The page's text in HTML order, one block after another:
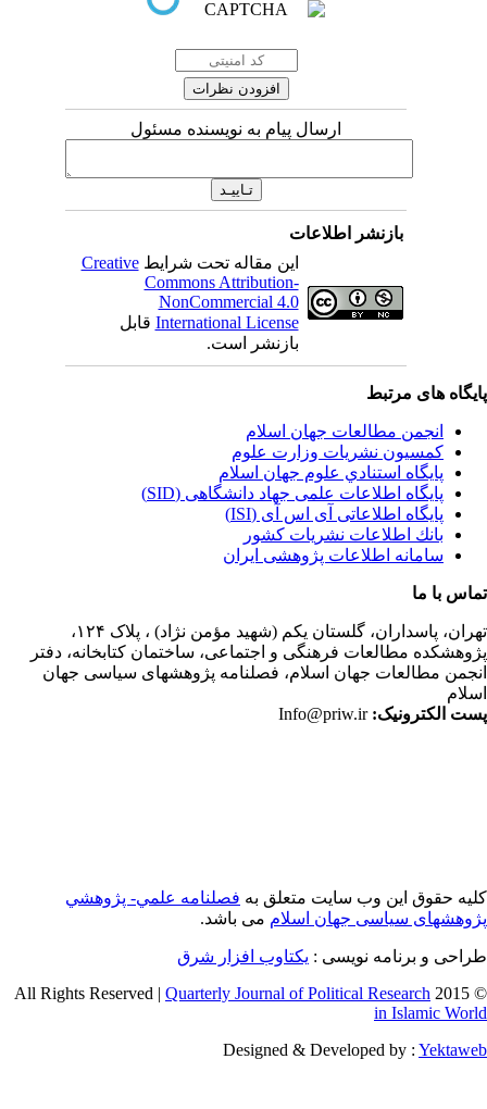
ارسال پیام به نویسنده مسئول
بازنشر اطلاعات
این مقاله تحت شرایطCreative
Commons Attribution-
NonCommercial 4.0
International Licenseقابل
بازنشر است.
های مرتبط
انجمن مطالعات جهان اسلام
کمسیون نشریات وزارت علوم
پايگاه استنادي علوم جهان اسلام
پایگاه اطلاعات علمی جهاد دانشگاهی (SID)
پایگاه اطلاعاتی آی اس آی (ISI)
بانك اطلاعات نشريات كشور
سامانه اطلاعات پژوهشی ایران
با ما
پاسداران، گلستان یکم (شهید مؤمن نژاد) ، پلاک ۱۲۴،
مطالعات فرهنگی و اجتماعی، ساختمان کتابخانه، دفتر
مطالعات جهان اسلام، فصلنامه پژوهشهای سیاسی جهان
الکترونیک:Info@priw.ir
حقوق این وب سایت متعلق بهفصلنامه علمي- پژوهشي
سیاسی جهان اسلاممی باشد.
و برنامه نویسی : یکتاوب افزار شرق
©
Quarterly Journal of Political Research
in Islamic
Designed & Developed by :